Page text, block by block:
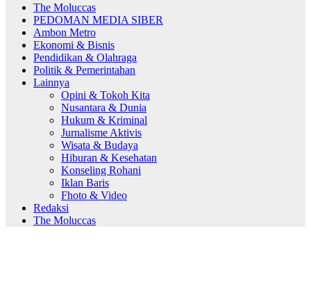
The Moluccas
PEDOMAN MEDIA SIBER
Ambon Metro
Ekonomi & Bisnis
Pendidikan & Olahraga
Politik & Pemerintahan
Lainnya
Opini & Tokoh Kita
Nusantara & Dunia
Hukum & Kriminal
Jurnalisme Aktivis
Wisata & Budaya
Hiburan & Kesehatan
Konseling Rohani
Iklan Baris
Fhoto & Video
Redaksi
The Moluccas